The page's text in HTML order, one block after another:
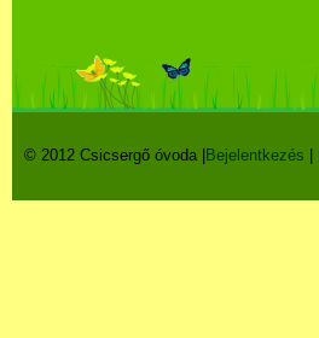
© 2012 Csicsergő óvoda | Bejelentkezés